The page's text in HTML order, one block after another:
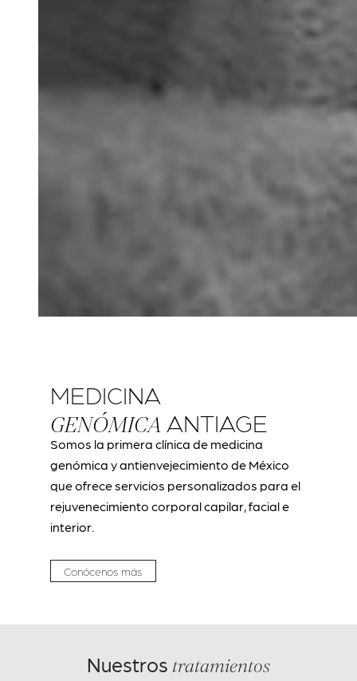
MEDICINA
GENÓMICA ANTIAGE​
Somos la primera clínica de medicina
genómica y antienvejecimiento de México
que ofrece servicios personalizados para el
rejuvenecimiento corporal capilar, facial e
interior.
Conócenos más
Nuestros tratamientos